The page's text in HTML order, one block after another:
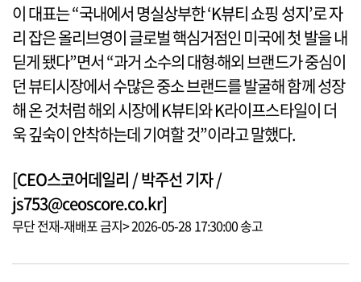
이 대표는 “국내에서 명실상부한 ‘K뷰티 쇼핑 성지’로 자
리 잡은 올리브영이 글로벌 핵심거점인 미국에 첫 발을 내
딛게 됐다”면서 “과거 소수의 대형‧해외 브랜드가 중심이
던 뷰티시장에서 수많은 중소 브랜드를 발굴해 함께 성장
해 온 것처럼 해외 시장에 K뷰티와 K라이프스타일이 더
욱 깊숙이 안착하는데 기여할 것”이라고 말했다.
[CEO스코어데일리 / 박주선 기자 /
js753@ceoscore.co.kr]
무단 전재-재배포 금지> 2026-05-28 17:30:00 송고